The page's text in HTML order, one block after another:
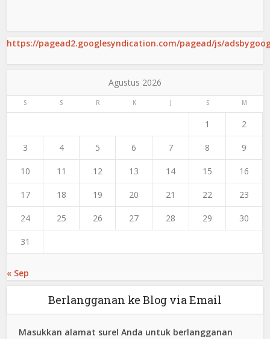
https://pagead2.googlesyndication.com/pagead/js/
Agustus 2026
S S R K J S M
1 2
3 4 5 6 7 8 9
10 11 12 13 14 15 16
17 18 19 20 21 22 23
24 25 26 27 28 29 30
31
« Sep
Berlangganan ke Blog via Email
Masukkan alamat surel Anda untuk berlangganan